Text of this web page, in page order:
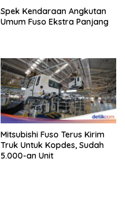
Spek Kendaraan Angkutan
Umum Fuso Ekstra Panjang
Mitsubishi Fuso Terus Kirim
Truk Untuk Kopdes, Sudah
5.000-an Unit